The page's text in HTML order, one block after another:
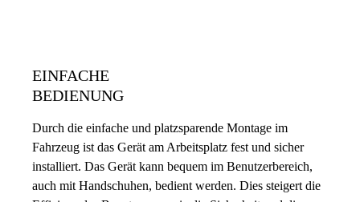
EINFACHE
BEDIENUNG
Durch die einfache und platzsparende Montage im
Fahrzeug ist das Gerät am Arbeitsplatz fest und sicher
installiert. Das Gerät kann bequem im Benutzerbereich,
auch mit Handschuhen, bedient werden. Dies steigert die